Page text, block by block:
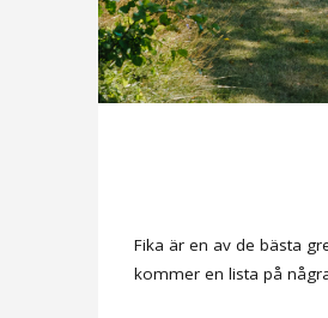
Fika är en av de bästa
kommer en lista på